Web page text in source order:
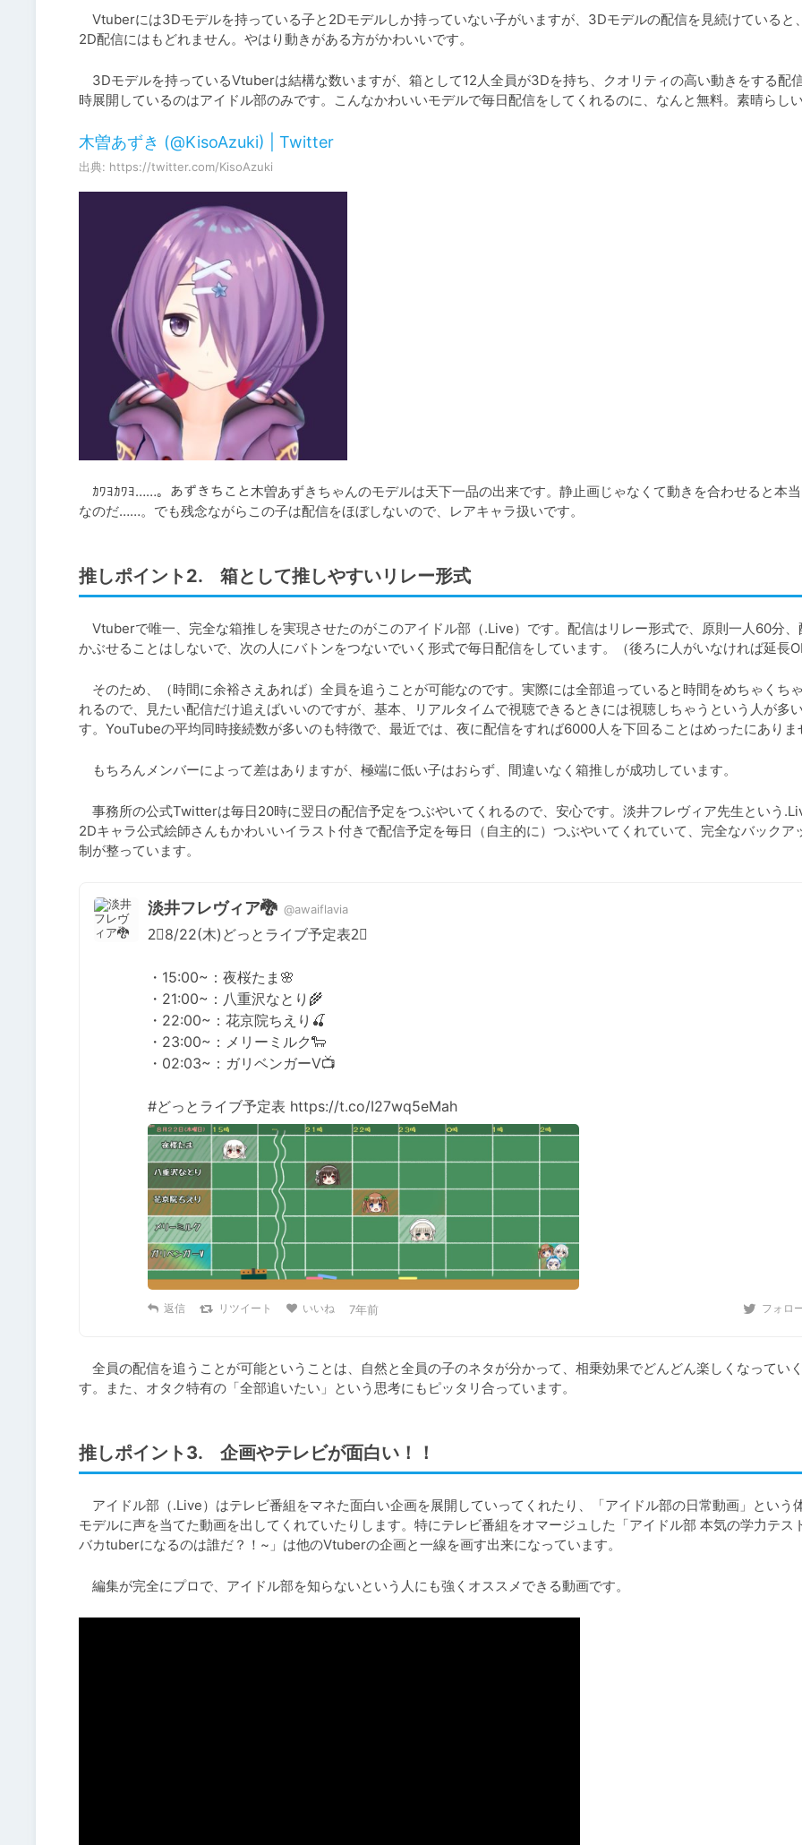
Vtuberには3Dモデルを持っている子と2Dモデルしか持っていない子がいますが、3Dモデルの配信を見続けていると
2D配信にはもどれません。やはり動きがある方がかわいいです。
3Dモデルを持っているVtuberは結構な数いますが、箱として12人全員が3Dを持ち、クオリティの高い動きをする配
時展開しているのはアイドル部のみです。こんなかわいいモデルで毎日配信をしてくれるのに、なんと無料。素晴らし
木曽あずき (@KisoAzuki) | Twitter
出典: https://twitter.com/KisoAzuki
ｶﾜﾖｶﾜﾖ……。あずきちこと木曽あずきちゃんのモデルは天下一品の出来です。静止画じゃなくて動きを合わせると本
なのだ……。でも残念ながらこの子は配信をほぼしないので、レアキャラ扱いです。
推しポイント2. 箱として推しやすいリレー形式
Vtuberで唯一、完全な箱推しを実現させたのがこのアイドル部（.Live）です。配信はリレー形式で、原則一人60分、
かぶせることはしないで、次の人にバトンをつないでいく形式で毎日配信をしています。（後ろに人がいなければ延長
そのため、（時間に余裕さえあれば）全員を追うことが可能なのです。実際には全部追っていると時間をめちゃくち
れるので、見たい配信だけ追えばいいのですが、基本、リアルタイムで視聴できるときには視聴しちゃうという人が多
す。YouTubeの平均同時接続数が多いのも特徴で、最近では、夜に配信をすれば6000人を下回ることはめったにありま
もちろんメンバーによって差はありますが、極端に低い子はおらず、間違いなく箱推しが成功しています。
事務所の公式Twitterは毎日20時に翌日の配信予定をつぶやいてくれるので、安心です。淡井フレヴィア先生という
2Dキャラ公式絵師さんもかわいいイラスト付きで配信予定を毎日（自主的に）つぶやいてくれていて、完全なバックア
制が整っています。
淡井フレヴィア🐉 @awaiflavia
2⃣8/22(木)どっとライブ予定表2⃣
・15:00~：夜桜たま🌸
・21:00~：八重沢なとり🌾
・22:00~：花京院ちえり🍒
・23:00~：メリーミルク🐑
・02:03~：ガリベンガーV📺
#どっとライブ予定表 https://t.co/I27wq5eMah
返信 リツイート いいね 7年前 フォロ
全員の配信を追うことが可能ということは、自然と全員の子のネタが分かって、相乗効果でどんどん楽しくなってい
す。また、オタク特有の「全部追いたい」という思考にもピッタリ合っています。
推しポイント3. 企画やテレビが面白い！！
アイドル部（.Live）はテレビ番組をマネた面白い企画を展開していってくれたり、「アイドル部の日常動画」という
モデルに声を当てた動画を出してくれていたりします。特にテレビ番組をオマージュした「アイドル部 本気の学力テス
バカtuberになるのは誰だ？！~」は他のVtuberの企画と一線を画す出来になっています。
編集が完全にプロで、アイドル部を知らないという人にも強くオススメできる動画です。